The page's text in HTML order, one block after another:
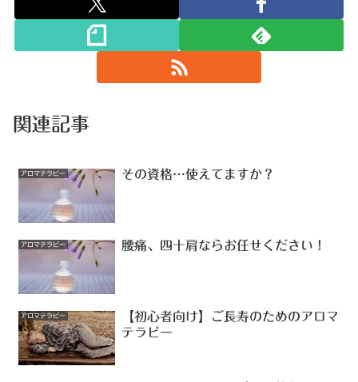
関連記事
アロマテラピー その資格…使えてますか？
アロマテラピー 腰痛、四十肩ならお任せください！
アロマテラピー
【初心者向け】ご長寿のためのアロマ
テラピー